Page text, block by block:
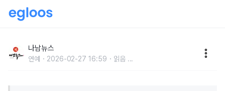
"딸이었으면"
나남뉴스
연예 2026-02-27 16:59 읽음 ...